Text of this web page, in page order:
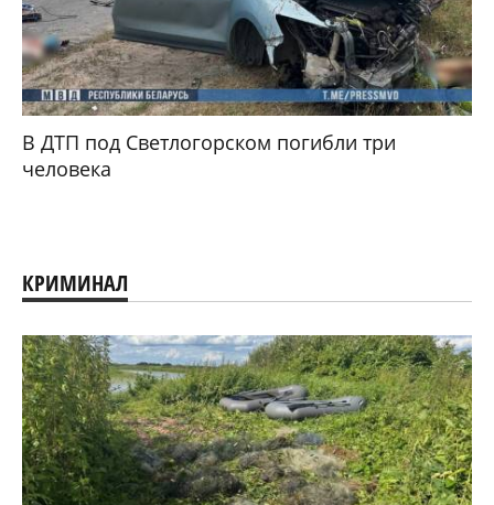
В ДТП под Светлогорском погибли три
человека
КРИМИНАЛ